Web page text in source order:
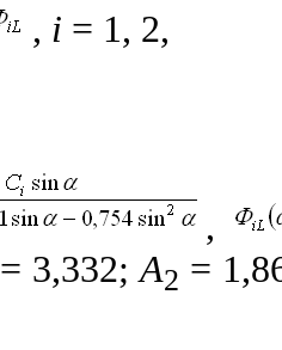
, i = 1, 2,
,
= 3,332;A2 =